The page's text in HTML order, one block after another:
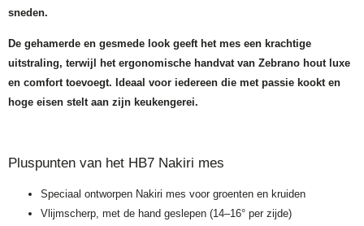
sneden.
De gehamerde en gesmede look geeft het mes een krachtige
uitstraling, terwijl het ergonomische handvat van Zebrano hout luxe
en comfort toevoegt. Ideaal voor iedereen die met passie kookt en
hoge eisen stelt aan zijn keukengerei.
Pluspunten van het HB7 Nakiri mes
Speciaal ontworpen Nakiri mes voor groenten en kruiden
Vlijmscherp, met de hand geslepen (14–16° per zijde)